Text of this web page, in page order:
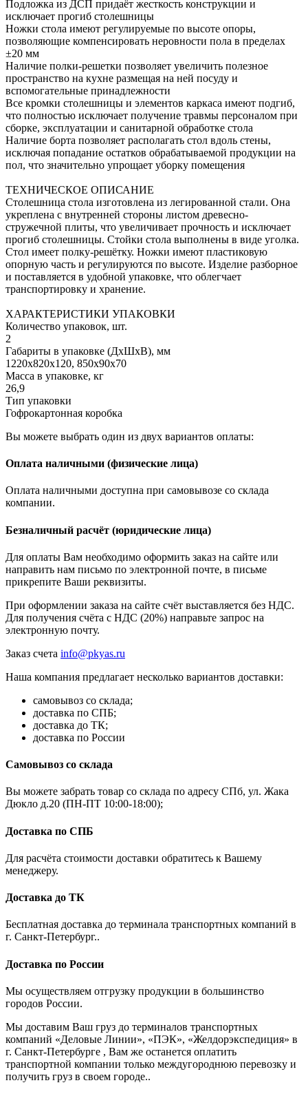
Подложка из ДСП придаёт жесткость конструкции и
исключает прогиб столешницы
Ножки стола имеют регулируемые по высоте опоры,
позволяющие компенсировать неровности пола в пределах
±20 мм
Наличие полки-решетки позволяет увеличить полезное
пространство на кухне размещая на ней посуду и
вспомогательные принадлежности
Все кромки столешницы и элементов каркаса имеют подгиб,
что полностью исключает получение травмы персоналом при
сборке, эксплуатации и санитарной обработке стола
Наличие борта позволяет располагать стол вдоль стены,
исключая попадание остатков обрабатываемой продукции на
пол, что значительно упрощает уборку помещения
ТЕХНИЧЕСКОЕ ОПИСАНИЕ
Столешница стола изготовлена из легированной стали. Она
укреплена с внутренней стороны листом древесно-
стружечной плиты, что увеличивает прочность и исключает
прогиб столешницы. Стойки стола выполнены в виде уголка.
Стол имеет полку-решётку. Ножки имеют пластиковую
опорную часть и регулируются по высоте. Изделие разборное
и поставляется в удобной упаковке, что облегчает
транспортировку и хранение.
ХАРАКТЕРИСТИКИ УПАКОВКИ
Количество упаковок, шт.
2
Габариты в упаковке (ДхШхВ), мм
1220х820х120, 850х90х70
Масса в упаковке, кг
26,9
Тип упаковки
Гофрокартонная коробка
Вы можете выбрать один из двух вариантов оплаты:
Оплата наличными (физические лица)
Оплата наличными доступна при самовывозе со склада
компании.
Безналичный расчёт (юридические лица)
Для оплаты Вам необходимо оформить заказ на сайте или
направить нам письмо по электронной почте, в письме
прикрепите Ваши реквизиты.
При оформлении заказа на сайте счёт выставляется без НДС.
Для получения счёта с НДС (20%) направьте запрос на
электронную почту.
Заказ счета info@pkyas.ru
Наша компания предлагает несколько вариантов доставки:
самовывоз со склада;
доставка по СПБ;
доставка до ТК;
доставка по России
Самовывоз со склада
Вы можете забрать товар со склада по адресу СПб, ул. Жака
Дюкло д.20 (ПН-ПТ 10:00-18:00);
Доставка по СПБ
Для расчёта стоимости доставки обратитесь к Вашему
менеджеру.
Доставка до ТК
Бесплатная доставка до терминала транспортных компаний в
г. Санкт-Петербург..
Доставка по России
Мы осуществляем отгрузку продукции в большинство
городов России.
Мы доставим Ваш груз до терминалов транспортных
компаний «Деловые Линии», «ПЭК», «Желдорэкспедиция» в
г. Санкт-Петербурге , Вам же останется оплатить
транспортной компании только междугороднюю перевозку и
получить груз в своем городе..